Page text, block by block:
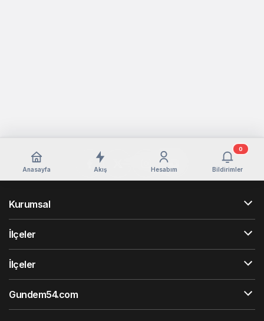
Anasayfa Akış Hesabım Bildirimler
0
Kurumsal
İlçeler
İlçeler
Gundem54.com